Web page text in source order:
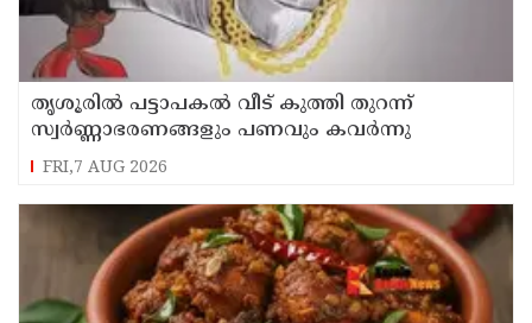
തൃശൂരിൽ പട്ടാപകൽ വീട് കുത്തി തുറന്ന്
സ്വർണ്ണാഭരണങ്ങളും പണവും കവർന്നു
FRI,7 AUG 2026